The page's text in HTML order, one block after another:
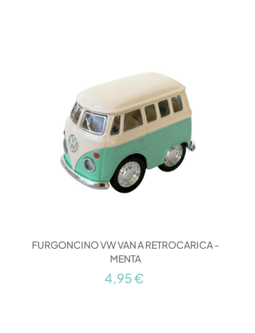
FURGONCINO VW VAN A RETROCARICA -
MENTA
4,95 €